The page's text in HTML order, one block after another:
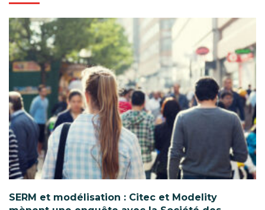
SERM et modélisation : Citec et Modelity